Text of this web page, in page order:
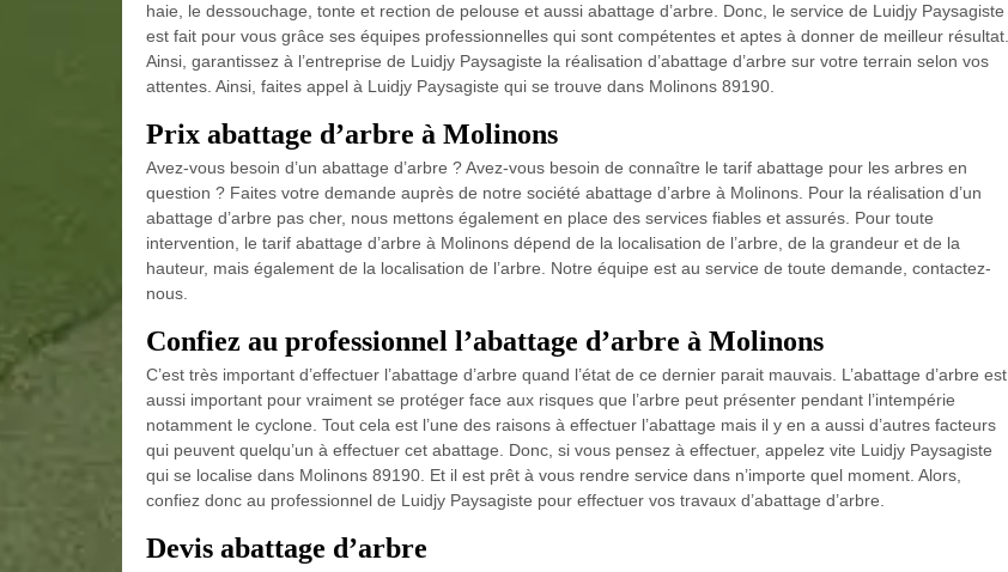
haie, le dessouchage, tonte et rection de pelouse et aussi abattage d’arbre. Donc, le service de Luidjy Paysagiste
est fait pour vous grâce ses équipes professionnelles qui sont compétentes et aptes à donner de meilleur résultat.
Ainsi, garantissez à l’entreprise de Luidjy Paysagiste la réalisation d’abattage d’arbre sur votre terrain selon vos
attentes. Ainsi, faites appel à Luidjy Paysagiste qui se trouve dans Molinons 89190.
Prix abattage d’arbre à Molinons
Avez-vous besoin d’un abattage d’arbre ? Avez-vous besoin de connaître le tarif abattage pour les arbres en
question ? Faites votre demande auprès de notre société abattage d’arbre à Molinons. Pour la réalisation d’un
abattage d’arbre pas cher, nous mettons également en place des services fiables et assurés. Pour toute
intervention, le tarif abattage d’arbre à Molinons dépend de la localisation de l’arbre, de la grandeur et de la
hauteur, mais également de la localisation de l’arbre. Notre équipe est au service de toute demande, contactez-
nous.
Confiez au professionnel l’abattage d’arbre à Molinons
C’est très important d’effectuer l’abattage d’arbre quand l’état de ce dernier parait mauvais. L’abattage d’arbre est
aussi important pour vraiment se protéger face aux risques que l’arbre peut présenter pendant l’intempérie
notamment le cyclone. Tout cela est l’une des raisons à effectuer l’abattage mais il y en a aussi d’autres facteurs
qui peuvent quelqu’un à effectuer cet abattage. Donc, si vous pensez à effectuer, appelez vite Luidjy Paysagiste
qui se localise dans Molinons 89190. Et il est prêt à vous rendre service dans n’importe quel moment. Alors,
confiez donc au professionnel de Luidjy Paysagiste pour effectuer vos travaux d’abattage d’arbre.
Devis abattage d’arbre